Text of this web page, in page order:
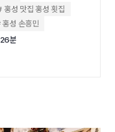
홍성 맛집 홍성 횟집
홍성 손흥민
분